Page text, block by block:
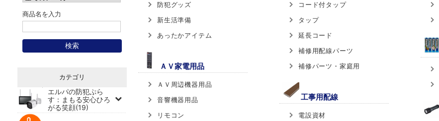
商品名を入力
カテゴリ
エルパの防犯ぷら
す：まもる安心ひろ
がる笑顔(19)
防犯グッズ
新生活準備
あったかアイテム
ＡＶ家電用品
ＡＶ周辺機器用品
音響機器用品
リモコン
コード付タップ
タップ
延長コード
補修用配線パーツ
補修パーツ・家庭用
工事用配線
電設資材